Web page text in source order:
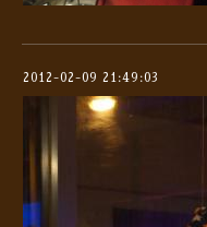
2012-02-09 21:49:03